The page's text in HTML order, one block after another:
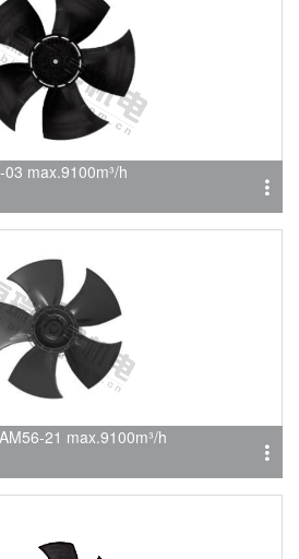
max.9100m³/h
21 max.9100m³/h